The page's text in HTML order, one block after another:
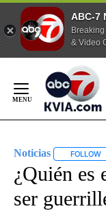
ABC-7
& Video
Content
Noticias FOLLOW
¿Quién es
ser